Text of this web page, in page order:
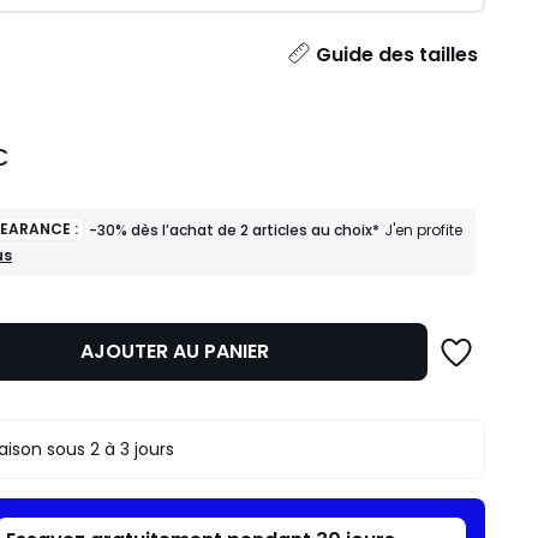
Guide des tailles
: -30% dès l’achat de 2 articles au choix* J'en profite
AJOUTER AU PANIER
sous 2 à 3 jours